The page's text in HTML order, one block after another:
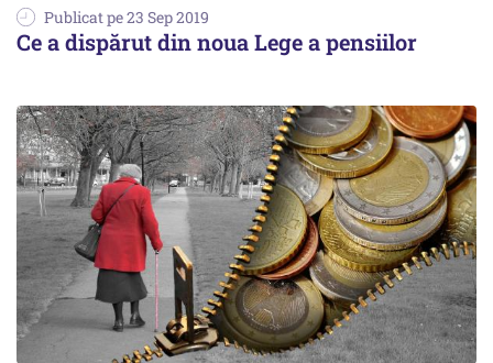
Publicat pe 23 Sep 2019
Ce a dispărut din noua Lege a pensiilor